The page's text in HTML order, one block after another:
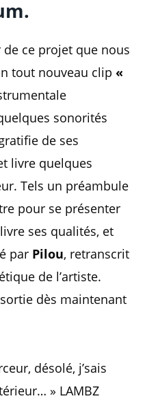
ce projet que nous
tout nouveau clip «
sonorités
de ses
livre quelques
Tels un préambule
pour se présenter
ses qualités, et
par Pilou, retranscrit
de l’artiste.
dès maintenant
désolé, j’sais
» LAMBZ